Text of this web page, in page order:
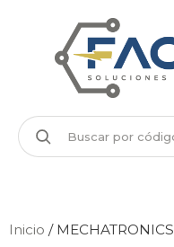
Inicio / MECHATRONICS